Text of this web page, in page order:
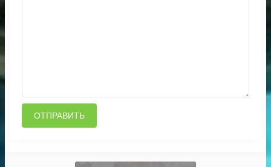
ОТПРАВИТЬ